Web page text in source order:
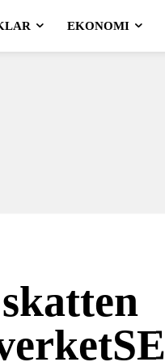
EKONOMI